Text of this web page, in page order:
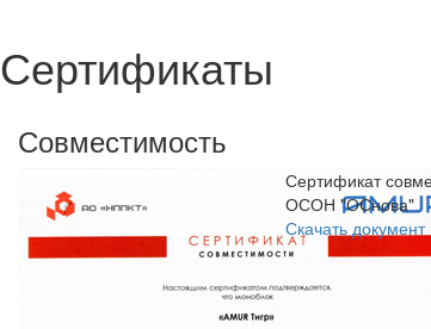
Сертификаты
Совместимость
Сертификат
ОСОН "ОСнова"
Скачать документ